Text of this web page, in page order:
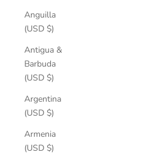
Anguilla
(USD $)
Antigua &
Barbuda
(USD $)
Argentina
(USD $)
Armenia
(USD $)